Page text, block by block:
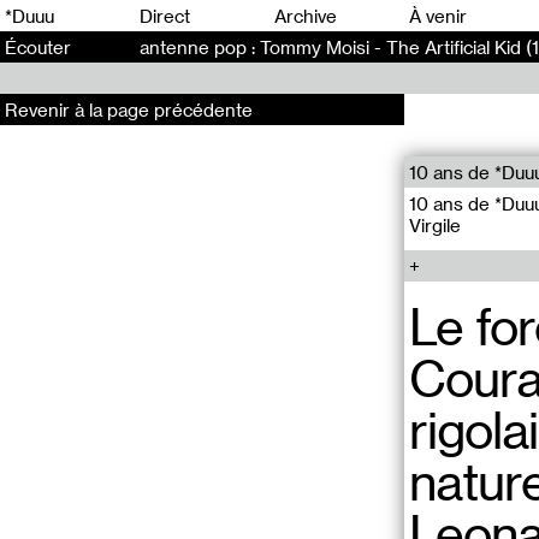
*Duuu Direct Archive
À venir
Écouter
antenne pop : Tommy Moisi - The Artificial Kid
10 ans de
10 ans de
Virgile
Le
Revenir à la page précédente